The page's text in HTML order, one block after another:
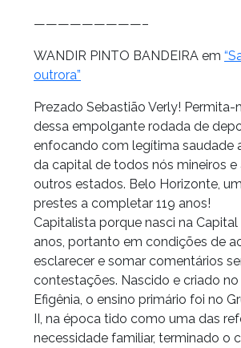
—————————–
WANDIR PINTO BANDEIRA em
outrora”
Prezado Sebastião Verly! Permita-
dessa empolgante rodada de
enfocando com legítima saudade
da capital de todos nós mineiros
outros estados. Belo Horizonte,
prestes a completar 119 anos!
Capitalista porque nasci na
anos, portanto em condições de
esclarecer e somar comentários
contestações. Nascido e criado no
Efigênia, o ensino primário foi no
II, na época tido como uma das
necessidade familiar, terminado o